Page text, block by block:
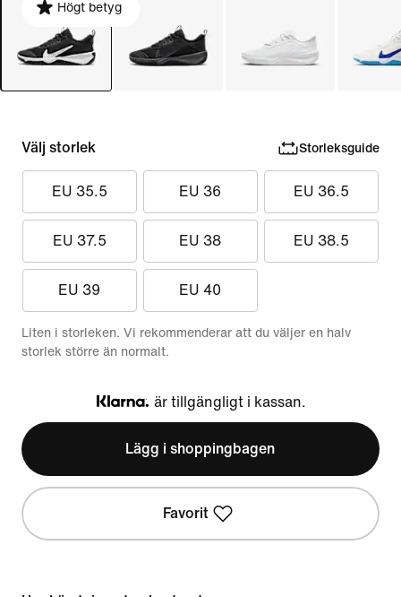
Högt betyg
Välj storlek Storleksguide
EU 35.5 EU 36 EU 36.5
EU 37.5 EU 38 EU 38.5
EU 39 EU 40
Liten i storleken. Vi rekommenderar att du väljer en halv
storlek större än normalt.
Klarna
är tillgängligt i kassan.
Lägg i shoppingbagen
Favorit